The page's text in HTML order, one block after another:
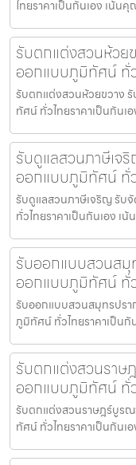
ไทยราคาเป็นกันเอง เน้น
รับตกแต่งสวนห้วย
ออกแบบภูมิทัศน์ ทั่
รับตกแต่งสวนห้วยขวาง
ทัศน์ ทั่วไทยราคาเป็นกัน
รับดูแลสวนภาษีเจ
ออกแบบภูมิทัศน์ ทั่
รับดูแลสวนภาษีเจริญ รั
ทั่วไทยราคาเป็นกันเอง
รับออกแบบสวนสมุ
ออกแบบภูมิทัศน์ ทั่
รับออกแบบสวนสมุทรปร
ภูมิทัศน์ ทั่วไทยราคาเป็น
รับตกแต่งสวนรา
ออกแบบภูมิทัศน์ ทั่
รับตกแต่งสวนราษฎร์บูร
ทัศน์ ทั่วไทยราคาเป็นกัน